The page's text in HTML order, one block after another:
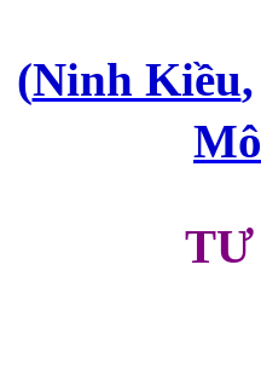
(Ninh Kiều,
TƯ